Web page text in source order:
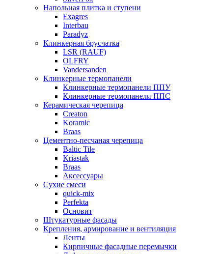
Напольная плитка и ступени
Exagres
Interbau
Paradyz
Клинкерная брусчатка
LSR (RAUF)
OLFRY
Vandersanden
Клинкерные термопанели
Клинкерные термопанели ППУ
Клинкерные термопанели ППC
Керамическая черепица
Creaton
Koramic
Braas
Цементно-песчаная черепица
Baltic Tile
Kriastak
Braas
Аксессуары
Сухие смеси
quick-mix
Perfekta
Основит
Штукатурные фасады
Крепления, армирование и вентиляция
Ленты
Кирпичные фасадные перемычки